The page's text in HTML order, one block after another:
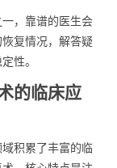
，靠谱的医生会
复情况，解答疑
性。
的临床应
积累了丰富的临